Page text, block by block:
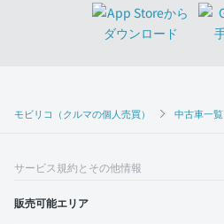
モビリコ（クルマの個人売買） 中古車一覧
サービス規約とその他情報
販売可能エリア